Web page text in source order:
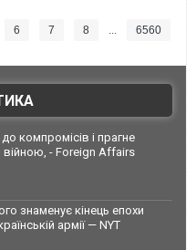
6 7 8 ...
6560
компромісів і прагне
війною, - Foreign Affairs
знаменує кінець епохи
армії — NYT